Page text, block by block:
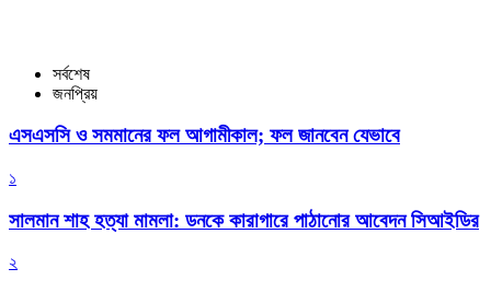
সর্বশেষ
জনপ্রিয়
এসএসসি ও সমমানের ফল আগামীকাল; ফল জানবেন যেভাবে
১
সালমান শাহ হত্যা মামলা: ডনকে কারাগারে পাঠানোর আবেদন সিআইডির
২